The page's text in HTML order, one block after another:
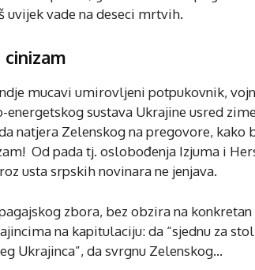
uvijek vade na deseci mrtvih.
mucavi umirovljeni potpukovnik,
energetskog sustava Ukrajine usred
natjera Zelenskog na pregovore, kako
Od pada tj. oslobođenja Izjuma i
usta srpskih novinara ne jenjava.
zbora, bez obzira na
na kapitulaciju: da “sjednu za
Ukrajinca”, da svrgnu Zelenskog…